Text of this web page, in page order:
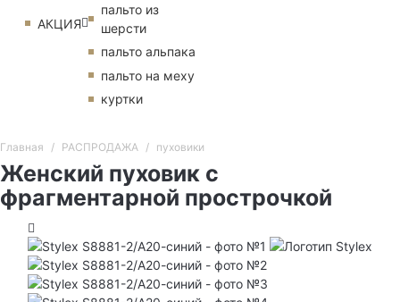
АКЦИЯ
пальто из
шерсти
пальто альпака
пальто на меху
куртки
Главная РАСПРОДАЖА пуховики
Женский пуховик с
фрагментарной прострочкой